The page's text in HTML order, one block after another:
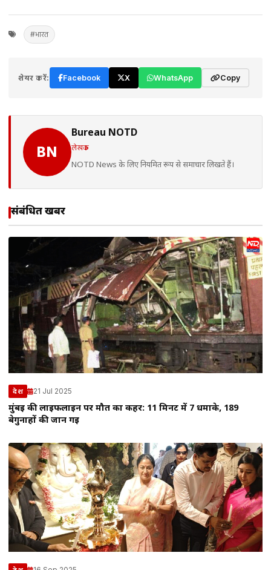
#भारत
शेयर करें: Facebook X WhatsApp Copy
BN
Bureau NOTD
लेखक
NOTD News के लिए नियमित रूप से समाचार लिखते हैं।
संबंधित खबरें
देश 21 Jul 2025
मुंबई की लाइफलाइन पर मौत का कहर: 11 मिनट में 7 धमाके, 189
बेगुनाहों की जान गई